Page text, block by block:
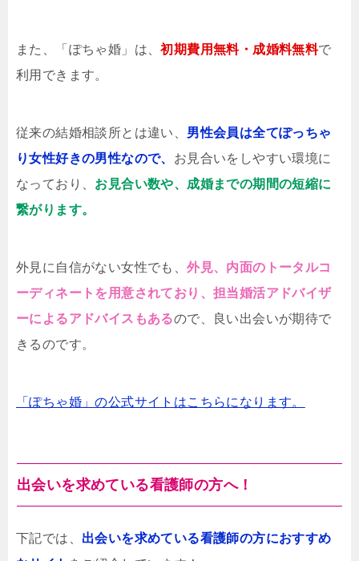
また、「ぽちゃ婚」は、初期費用無料・成婚料無料で
利用できます。
従来の結婚相談所とは違い、 男性会員は全てぽっちゃ
り女性好きの男性なので、 お見合いをしやすい環境に
なっており、 お見合い数や、成婚までの期間の短縮に
繋がります。
外見に自信がない女性でも、外見、内面のトータルコ
ーディネートを用意されており、担当婚活アドバイザ
ーによるアドバイスもあるので、良い出会いが期待で
きるのです。
「ぽちゃ婚」の公式サイトはこちらになります。
出会いを求めている看護師の方へ！
下記では、 出会いを求めている看護師の方におすすめ